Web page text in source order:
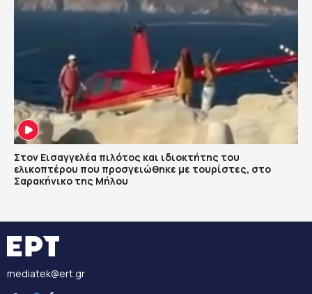
Στον Εισαγγελέα πιλότος και ιδιοκτήτης του
ελικοπτέρου που προσγειώθηκε με τουρίστες, στο
Σαρακήνικο της Μήλου
mediatek@ert.gr